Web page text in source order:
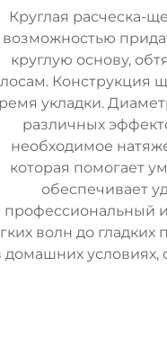
Круглая расческа-
возможностью
круглую основу,
Конструкция
укладки.
различных
необходимое
которая помогает
обеспечивает
профессиональный
волн до
домашних